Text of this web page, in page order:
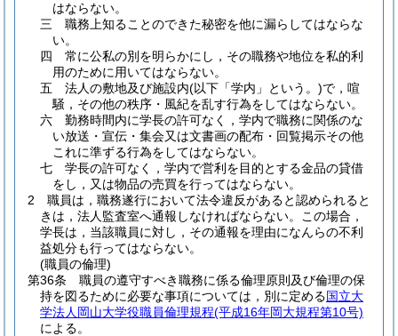
はならない。
三
職務上知ることのできた秘密を他に漏らしてはならな
い。
四
常に公私の別を明らかにし，その職務や地位を私的利
用のために用いてはならない。
五
法人の敷地及び施設内(以下「学内」という。)で，喧
騒，その他の秩序・風紀を乱す行為をしてはならない。
六
勤務時間内に学長の許可なく，学内で職務に関係のな
い放送・宣伝・集会又は文書画の配布・回覧掲示その他
これに準ずる行為をしてはならない。
七
学長の許可なく，学内で営利を目的とする金品の貸借
をし，又は物品の売買を行ってはならない。
2
職員は，職務遂行において法令違反があると認められると
きは，法人監査室へ通報しなければならない。
この場合，
学長は，当該職員に対し，その通報を理由になんらの不利
益処分も行ってはならない。
(職員の倫理)
第36条
職員の遵守すべき職務に係る倫理原則及び倫理の保
持を図るために必要な事項については，別に定める国立大
学法人岡山大学役職員倫理規程(平成16年岡大規程第10号)
による。